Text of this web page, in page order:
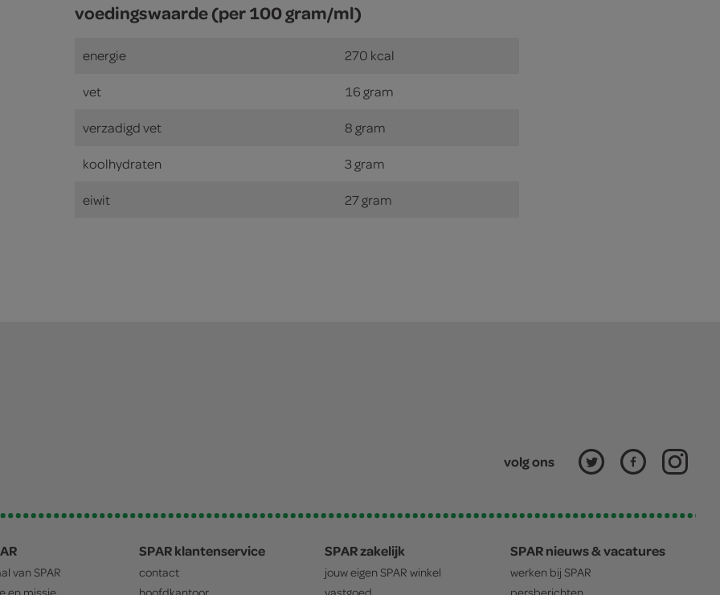
voedingswaarde (per 100 gram/ml)
energie 270 kcal
vet 16 gram
verzadigd vet 8 gram
koolhydraten 3 gram
eiwit 27 gram
volg ons
van SPAR
SPAR klantenservice
contact
SPAR zakelijk
jouw eigen SPAR winkel
SPAR nieuws & vacatures
werken bij SPAR